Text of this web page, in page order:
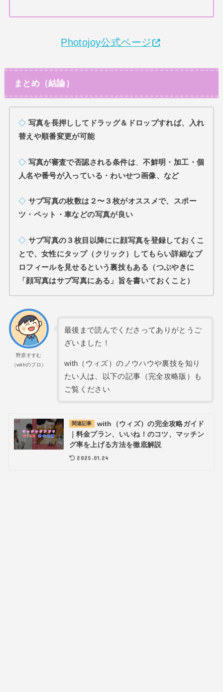
Photojoy公式ページ
まとめ（結論）
◇ 写真を長押ししてドラッグ＆ドロップすれば、入れ
替えや順番変更が可能
◇ 写真が審査で否認される条件は、不鮮明・加工・個
人名や番号が入っている・わいせつ画像、など
◇ サブ写真の枚数は２〜３枚がオススメで、スポー
ツ・ペット・車などの写真が良い
◇ サブ写真の３枚目以降にに顔写真を登録しておくこ
とで、女性にタップ（クリック）してもらい詳細なプ
ロフィールを見せるという裏技もある（つぶやきに
「顔写真はサブ写真にある」旨を書いておくこと）
野原すすむ
（withのプロ）
最後まで読んでくださってありがとうご
ざいました！
with（ウィズ）のノウハウや裏技を知り
たい人は、以下の記事（完全攻略版）も
ご覧ください
関連記事
with（ウィズ）の完全攻略ガイド
｜料金プラン、いいね！のコツ、マッチン
グ率を上げる方法を徹底解説
2025.01.24